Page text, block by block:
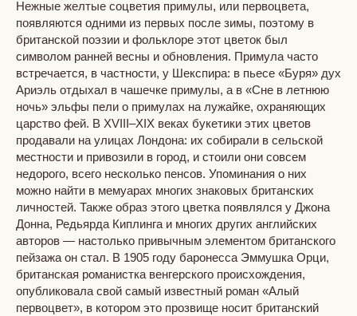
Нежные желтые соцветия примулы, или первоцвета,
появляются одними из первых после зимы, поэтому в
британской поэзии и фольклоре этот цветок был
символом ранней весны и обновления. Примула часто
встречается, в частности, у Шекспира: в пьесе «Буря» дух
Ариэль отдыхал в чашечке примулы, а в «Сне в летнюю
ночь» эльфы пели о примулах на лужайке, охраняющих
царство фей. В XVIII–XIX веках букетики этих цветов
продавали на улицах Лондона: их собирали в сельской
местности и привозили в город, и стоили они совсем
недорого, всего несколько пенсов. Упоминания о них
можно найти в мемуарах многих знаковых британских
личностей. Также образ этого цветка появлялся у Джона
Донна, Редьярда Киплинга и многих других английских
авторов — настолько привычным элементом британского
пейзажа он стал. В 1905 году баронесса Эммушка Орци,
британская романистка венгерского происхождения,
опубликовала свой самый известный роман «Алый
первоцвет», в котором это прозвище носит британский